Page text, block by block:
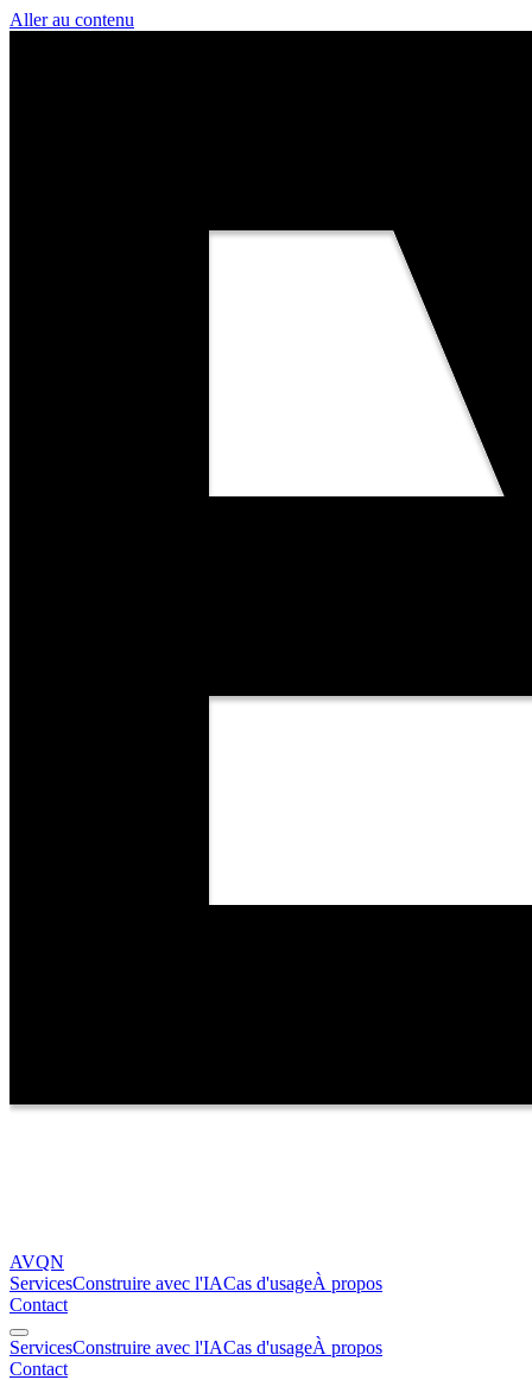
Aller au contenu
AVQN
ServicesConstruire avec l'IACas d'usageÀ propos
Contact
ServicesConstruire avec l'IACas d'usageÀ propos
Contact